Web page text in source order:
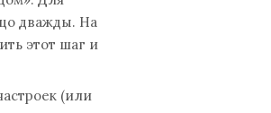
дважды. На
этот шаг и
(или